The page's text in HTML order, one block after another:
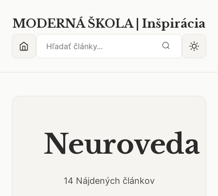
MODERNÁ ŠKOLA | Inšpirácia
Neuroveda
14 Nájdených článkov